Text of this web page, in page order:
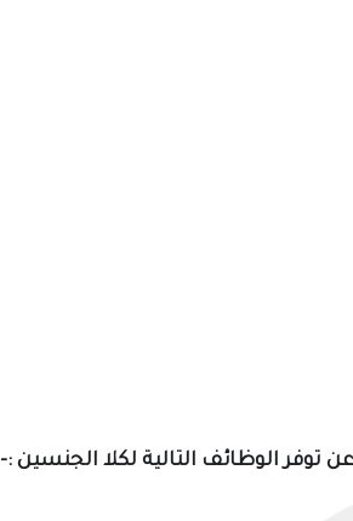
الوظائف التالية لكلا الجنسين :-